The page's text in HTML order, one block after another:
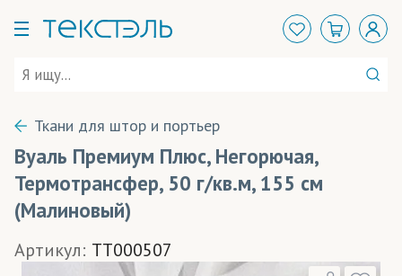
Ткани для штор и портьер
Вуаль Премиум Плюс, Негорючая,
Термотрансфер, 50 г/кв.м, 155 см
(Малиновый)
Артикул: TT000507